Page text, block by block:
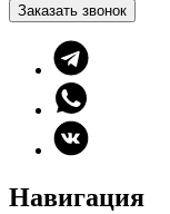
Заказать звонок
Навигация